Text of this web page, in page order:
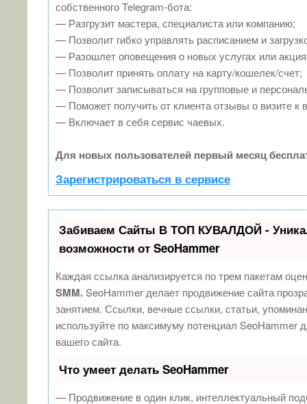
собственного Telegram-бота:
— Разгрузит мастера, специалиста или компанию;
— Позволит гибко управлять расписанием и
— Разошлет оповещения о новых услугах или
— Позволит принять оплату на карту/кошелек/счет;
— Позволит записываться на групповые и
— Поможет получить от клиента отзывы о визите к
— Включает в себя сервис чаевых.
Для новых пользователей первый месяц
Зарегистрироваться в сервисе
Забиваем Сайты В ТОП КУВАЛДОЙ -
возможности от SeoHammer
Каждая ссылка анализируется по трем пакетам
SMM.SeoHammer делает продвижение сайта
занятием. Ссылки, вечные ссылки, статьи,
используйте по максимуму потенциал SeoHammer
вашего сайта.
Что умеет делать SeoHammer
— Продвижение в один клик, интеллектуальный